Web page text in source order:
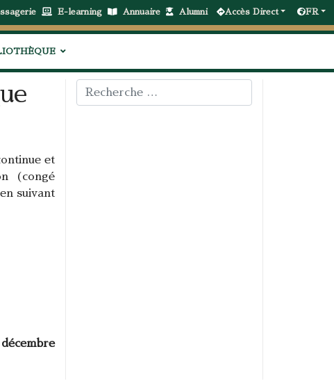
E-learning Annuaire Alumni Accès Direct FR
et
(congé
suivant
décembre
Rechercher